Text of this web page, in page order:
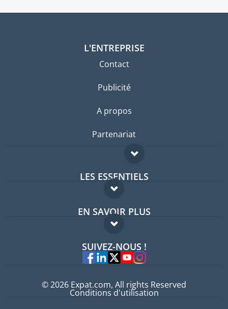
L'ENTREPRISE
Contact
Publicité
A propos
Partenariat
LES ESSENTIELS
Forum expatriés
Guides pays
EN SAVOIR PLUS
FAQ
Experts
SUIVEZ-NOUS !
© 2026 Expat.com, All rights Reserved
Conditions d'utilisation